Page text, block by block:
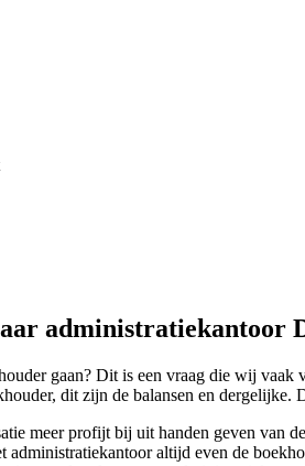
administratiekantoor
gaan? Dit is een vraag die wij
dit zijn de balansen en
meer profijt bij uit handen geven van
administratiekantoor altijd even de